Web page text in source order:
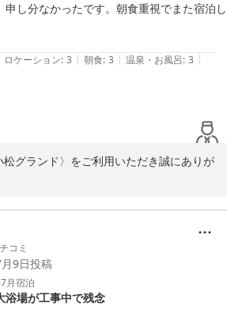
がございましたため、広めのお部屋へ無
いただきました。1名様でのご利用には
れませんが、快適にお過ごしいただけて
す。
おもてなしに努めてまいります。お客様
ッフ一同心よりお待ち申し上げておりま
し分なかったです。朝食重視でまた宿泊し
ロケーション: 3 | 朝食: 3 | 温泉・お風呂: 3 |
グランド〉をご利用いただき誠にありが
忙しいところ貴重なご感想をお寄せいた
して、「思っていた以上に豊富で美味しく
いお言葉を頂戴し、厨房・ホールスタッフ
。お客様に一日の活力となる美味しいお
向を凝らしておりますので、そのように
とが何よりの励みでございます。
コミ
9日投稿
月宿泊
浴場が工事中で残念